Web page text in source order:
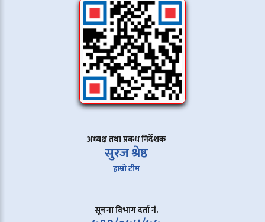
अध्यक्ष तथा प्रबन्ध निर्देशक
सुरज श्रेष्ठ
हाम्रो टीम
सूचना विभाग दर्ता नं.